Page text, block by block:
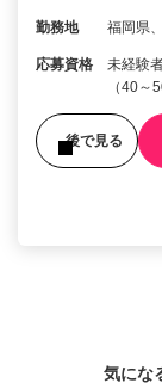
勤務地 福岡県
応募資格
未経験
（40
後で見る
気にな